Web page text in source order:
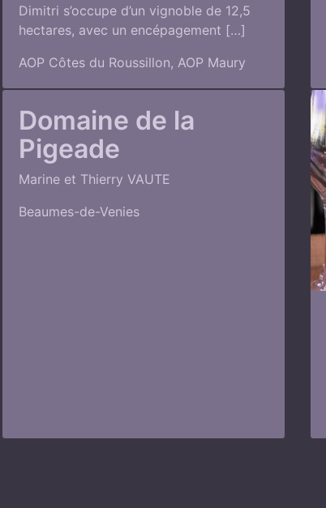
Dimitri s’occupe d’un vignoble de 12,5
hectares, avec un encépagement […]
AOP Côtes du Roussillon, AOP Maury
Domaine de la
Pigeade
Marine et Thierry VAUTE
Beaumes-de-Venies